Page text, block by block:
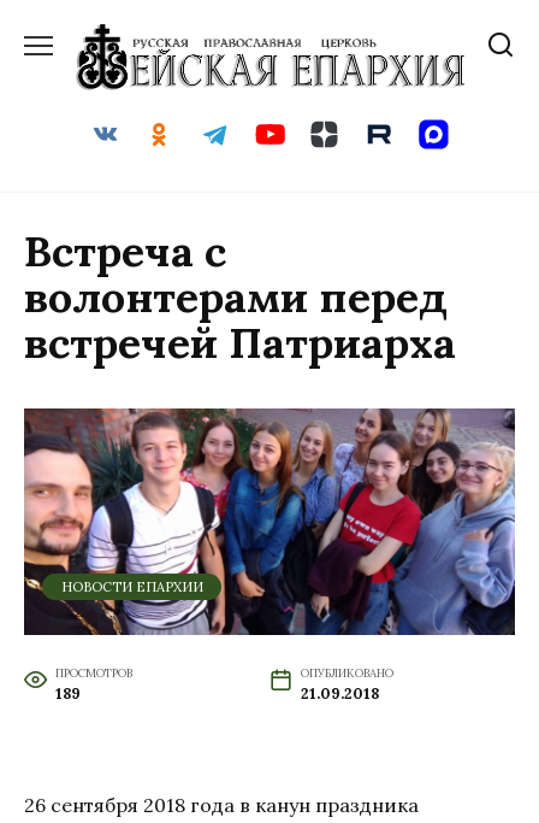
содержанию
Встреча с
волонтерами перед
встречей Патриарха
НОВОСТИ ЕПАРХИИ
ПРОСМОТРОВ
189
ОПУБЛИКОВАНО
21.09.2018
26 сентября 2018 года в канун праздника